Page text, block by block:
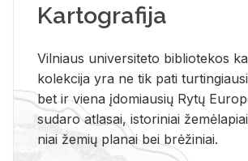
Kartografija
Vil­niaus uni­ver­si­te­to bi­b­lio­te­kos
ko­lek­ci­ja yra ne tik pati
bet ir vie­na įdo­miau­sių Rytų
su­da­ro at­la­sai, is­to­ri­niai
niai že­mių pla­nai bei brė­ži­niai.